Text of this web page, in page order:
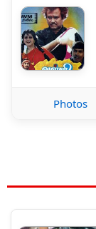
Photos